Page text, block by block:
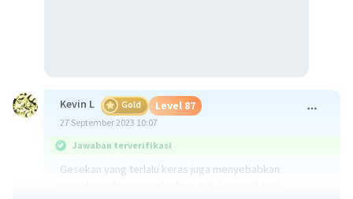
Kevin L Gold Level 87
27 September 2023 10:07
Jawaban terverifikasi
Gesekan yang terlalu keras juga menyebabkan